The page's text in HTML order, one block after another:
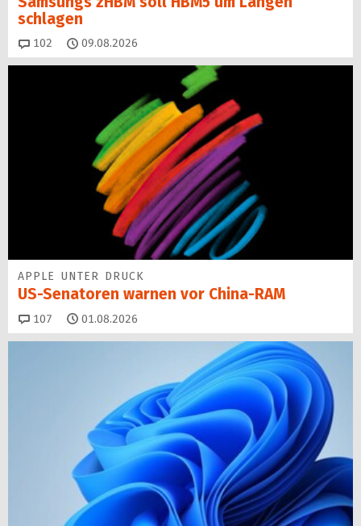
schlagen
102 Kommentare
09.08.2026
APPLE UNTER DRUCK
US-Senatoren warnen vor China-RAM
107 Kommentare
01.08.2026